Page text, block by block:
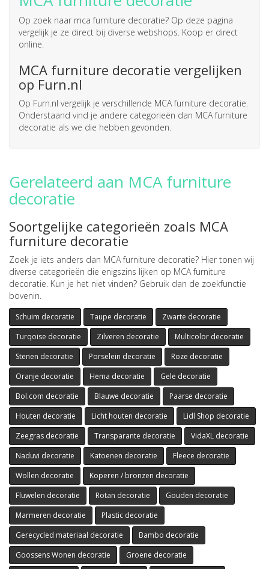
Op zoek naar mca furniture decoratie? Op deze pagina
vergelijk je ze direct bij diverse webshops. Koop er direct
online.
MCA furniture decoratie vergelijken
op Furn.nl
Op Furn.nl vergelijk je verschillende MCA furniture decoratie.
Onderstaand vind je andere categorieën dan MCA furniture
decoratie als we die hebben gevonden.
Gerelateerd aan MCA furniture
decoratie
Soortgelijke categorieën zoals MCA
furniture decoratie
Zoek je iets anders dan MCA furniture decoratie? Hier tonen wij
diverse categorieën die enigszins lijken op MCA furniture
decoratie. Kun je het niet vinden? Gebruik dan de zoekfunctie
bovenin.
Schuim decoratie Taupe decoratie
Zwarte decoratie
Turqoise decoratie
Zilveren decoratie
Multicolor decoratie
Stenen decoratie
Porselein decoratie
Roze decoratie
Oranje decoratie
Hema decoratie
Gele decoratie
Bol.com decoratie
Blauwe decoratie
Paarse decoratie
Houten decoratie
Licht houten decoratie
Lidl Shop decoratie
Zeegras decoratie
Transparante decoratie
VidaXL decoratie
Naduvi decoratie
Katoenen decoratie
Fleece decoratie
Wollen decoratie
Koperen / bronzen decoratie
Fluwelen decoratie
Rotan decoratie
Gouden decoratie
Marmeren decoratie
Plastic decoratie
Gerecycled materiaal decoratie
Bambo decoratie
Goossens Wonen decoratie
Groene decoratie